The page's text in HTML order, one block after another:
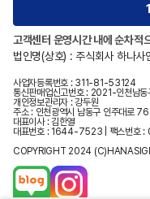
고객센터 운영시간 내에 순차적
법인명(상호) : 주식회사 하나사
사업자등록번호 : 311-81-53124
통신판매업신고번호 : 2021-인천남
개인정보관리자 : 강두원
주소 : 인천광역시 남동구 인주대로
대표이사 : 김한열
대표번호 : 1644-7523 | 팩스번
COPYRIGHT 2024